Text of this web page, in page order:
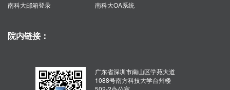
南科大邮箱登录
南科大OA系统
院内链接：
广东省深圳市南山区学苑大道
1088号南方科技大学台州楼